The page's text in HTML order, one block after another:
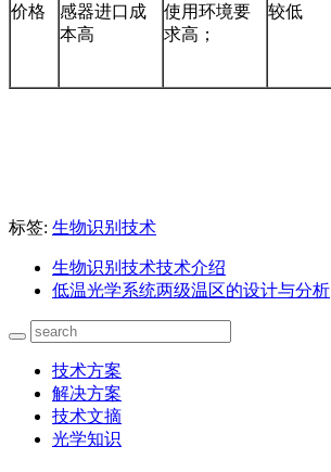
价格
感器进口成
本高
使用环境要
求高；
较低
标签: 生物识别技术
生物识别技术技术介绍
低温光学系统两级温区的设计与分析
技术方案
解决方案
技术文摘
光学知识